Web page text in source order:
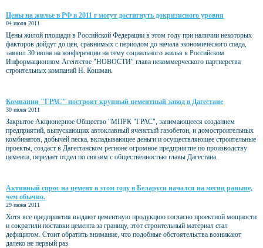
Цены на жилье в РФ в 2011 г могут достигнуть докризисного уровня
04 июля 2011
Цены жилой площади в Российской Федерации в этом году при наличии некоторых
факторов дойдут до цен, сравнимых с периодом до начала экономического спада,
заявил 30 июня на конференции на тему социального жилья в Российском
Информационном Агентстве "НОВОСТИ" глава некоммерческого партнерства
строительных компаний Н. Кошман.
Компания "ГРАС" построит крупный цементный завод в Дагестане
30 июня 2011
Закрытое Акционерное Общество "МПРК "ГРАС", занимающееся созданием
предприятий, выпускающих автоклавный ячеистый газобетон, и домостроительных
комбинатов, добычей песка, вкладывающее деньги и осуществляющее строительные
проекты, создаст в Дагестанском регионе огромное предприятие по производству
цемента, передает отдел по связям с общественностью главы Дагестана.
Активный спрос на цемент в этом году в Беларуси начался на месяц раньше,
чем обычно.
29 июня 2011
Хотя все предприятия выдают цементную продукцию согласно проектной мощности
и сократили поставки цемента за границу, этот строительный материал стал
дефицитом. Стоит обратить внимание, что подобные обстоятельства возникают
далеко не первый раз.